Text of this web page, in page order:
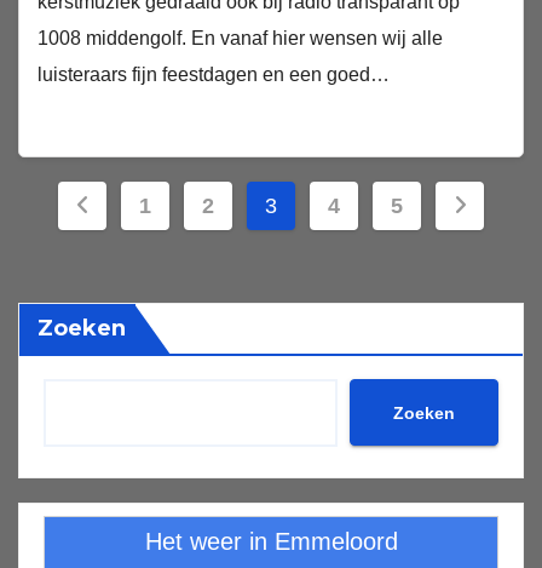
1008 middengolf. En vanaf hier wensen wij alle
luisteraars fijn feestdagen en een goed…
Berichten
1 2 3 4 5
Zoeken
Zoeken
Het weer in Emmeloord